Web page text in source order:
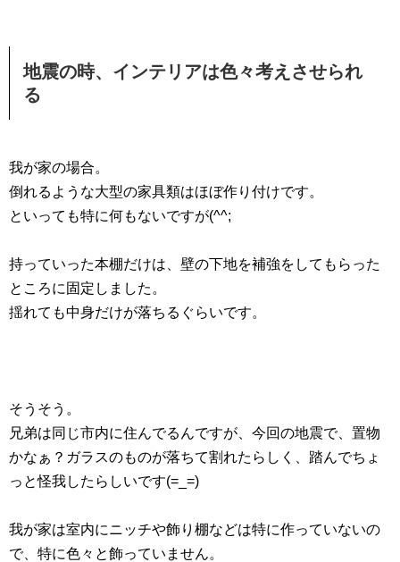
地震の時、インテリアは色々考えさせられ
る
我が家の場合。
倒れるような大型の家具類はほぼ作り付けです。
といっても特に何もないですが(^^;
持っていった本棚だけは、壁の下地を補強をしてもらった
ところに固定しました。
揺れても中身だけが落ちるぐらいです。
そうそう。
兄弟は同じ市内に住んでるんですが、今回の地震で、置物
かなぁ？ガラスのものが落ちて割れたらしく、踏んでちょ
っと怪我したらしいです(=_=)
我が家は室内にニッチや飾り棚などは特に作っていないの
で、特に色々と飾っていません。